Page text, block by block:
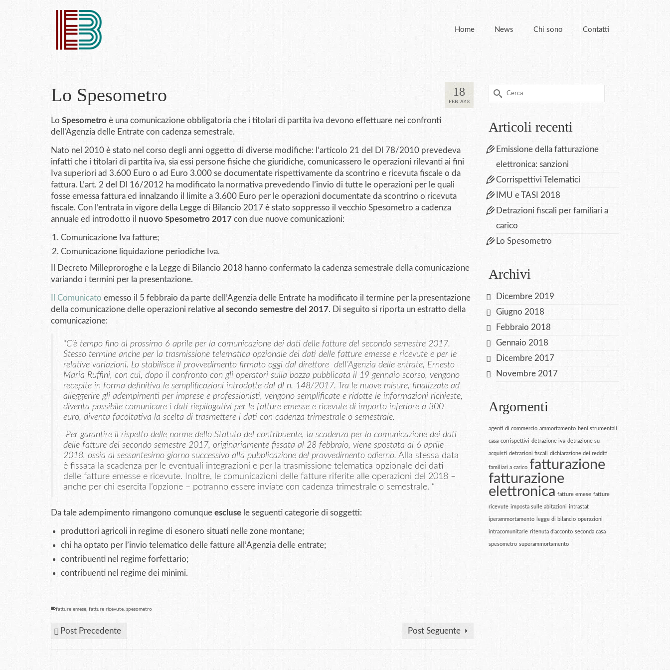
Home News Chi sono Contatti
18
FEB 2018
Lo Spesometro
Lo Spesometro è una comunicazione obbligatoria che i titolari di partita iva devono effettuare nei confronti
dell’Agenzia delle Entrate con cadenza semestrale.
Nato nel 2010 è stato nel corso degli anni oggetto di diverse modifiche: l’articolo 21 del Dl 78/2010 prevedeva
infatti che i titolari di partita iva, sia essi persone fisiche che giuridiche, comunicassero le operazioni rilevanti ai fini
Iva superiori ad 3.600 Euro o ad Euro 3.000 se documentate rispettivamente da scontrino e ricevuta fiscale o da
fattura. L’art. 2 del Dl 16/2012 ha modificato la normativa prevedendo l’invio di tutte le operazioni per le quali
fosse emessa fattura ed innalzando il limite a 3.600 Euro per le operazioni documentate da scontrino o ricevuta
fiscale. Con l’entrata in vigore della Legge di Bilancio 2017 è stato soppresso il vecchio Spesometro a cadenza
annuale ed introdotto il nuovo Spesometro 2017 con due nuove comunicazioni:
Comunicazione Iva fatture;
Comunicazione liquidazione periodiche Iva.
Il Decreto Milleproroghe e la Legge di Bilancio 2018 hanno confermato la cadenza semestrale della comunicazione
variando i termini per la presentazione.
Il Comunicato emesso il 5 febbraio da parte dell’Agenzia delle Entrate ha modificato il termine per la presentazione
della comunicazione delle operazioni relative al secondo semestre del 2017. Di seguito si riporta un estratto della
comunicazione:
“C’è tempo fino al prossimo 6 aprile per la comunicazione dei dati delle fatture del secondo semestre 2017.
Stesso termine anche per la trasmissione telematica opzionale dei dati delle fatture emesse e ricevute e per le
relative variazioni. Lo stabilisce il provvedimento firmato oggi dal direttore dell’Agenzia delle entrate, Ernesto
Maria Ruffini, con cui, dopo il confronto con gli operatori sulla bozza pubblicata il 19 gennaio scorso, vengono
recepite in forma definitiva le semplificazioni introdotte dal dl n. 148/2017. Tra le nuove misure, finalizzate ad
alleggerire gli adempimenti per imprese e professionisti, vengono semplificate e ridotte le informazioni richieste,
diventa possibile comunicare i dati riepilogativi per le fatture emesse e ricevute di importo inferiore a 300
euro, diventa facoltativa la scelta di trasmettere i dati con cadenza trimestrale o semestrale.
Per garantire il rispetto delle norme dello Statuto del contribuente, la scadenza per la comunicazione dei dati
delle fatture del secondo semestre 2017, originariamente fissata al 28 febbraio, viene spostata al 6 aprile
2018, ossia al sessantesimo giorno successivo alla pubblicazione del provvedimento odierno. Alla stessa data
è fissata la scadenza per le eventuali integrazioni e per la trasmissione telematica opzionale dei dati
delle fatture emesse e ricevute. Inoltre, le comunicazioni delle fatture riferite alle operazioni del 2018 –
anche per chi esercita l’opzione – potranno essere inviate con cadenza trimestrale o semestrale. “
Da tale adempimento rimangono comunque escluse le seguenti categorie di soggetti:
produttori agricoli in regime di esonero situati nelle zone montane;
chi ha optato per l’invio telematico delle fatture all’Agenzia delle entrate;
contribuenti nel regime forfettario;
contribuenti nel regime dei minimi.
fatture emese, fatture ricevute, spesometro
Post Precedente Post Seguente
Cerca
per:
Articoli recenti
Emissione della fatturazione
elettronica: sanzioni
Corrispettivi Telematici
IMU e TASI 2018
Detrazioni fiscali per familiari a
carico
Lo Spesometro
Archivi
Dicembre 2019
Giugno 2018
Febbraio 2018
Gennaio 2018
Dicembre 2017
Novembre 2017
Argomenti
agenti di commercio ammortamento beni strumentali
casa corrispettivi detrazione iva detrazione su
acquisti detrazioni fiscali dichiarazione dei redditi
familiari a carico fatturazione
fatturazione
elettronica fatture emese fatture
ricevute imposta sulle abitazioni intrastat
iperammortamento legge di bilancio operazioni
intracomunitarie ritenuta d'acconto seconda casa
spesometro superammortamento